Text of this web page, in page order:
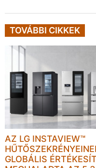
TOVÁBBI CIKKEK
AZ LG INSTAVIEW™
GLOBÁLIS